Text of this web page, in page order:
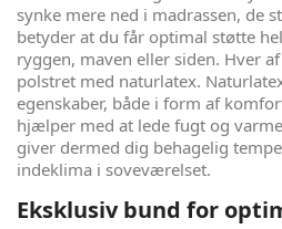
synke mere ned i madrassen, de
betyder at du får optimal støtte
ryggen, maven eller siden. Hver
polstret med naturlatex.
egenskaber, både i form af
hjælper med at lede fugt og
giver dermed dig behagelig
indeklima i soveværelset.
Eksklusiv bund for